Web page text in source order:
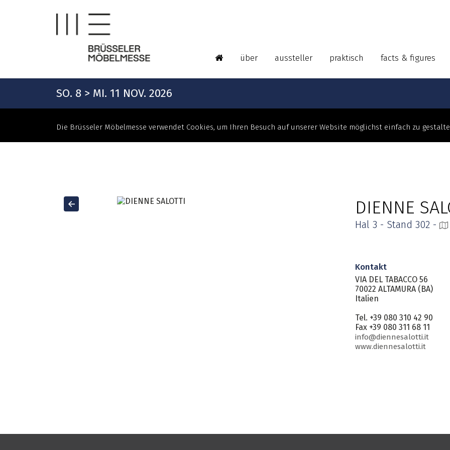
über aussteller praktisch facts & figures
SO. 8 > MI. 11 NOV. 2026
Die Brüsseler Möbelmesse verwendet Cookies, um Ihren Besuch auf unserer Website möglichst einfach zu
DIENNE
Hal 3 - Stand 302 -
Kontakt
VIA DEL TABACCO 56
70022 ALTAMURA (BA)
Italien
Tel. +39 080 310 42 90
Fax +39 080 311 68 11
info@diennesalotti.it
www.diennesalotti.it